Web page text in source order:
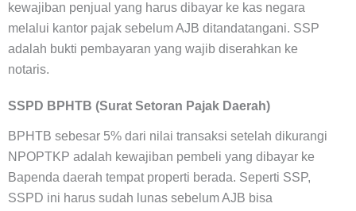
kewajiban penjual yang harus dibayar ke kas negara
melalui kantor pajak sebelum AJB ditandatangani. SSP
adalah bukti pembayaran yang wajib diserahkan ke
notaris.
SSPD BPHTB (Surat Setoran Pajak Daerah)
BPHTB sebesar 5% dari nilai transaksi setelah dikurangi
NPOPTKP adalah kewajiban pembeli yang dibayar ke
Bapenda daerah tempat properti berada. Seperti SSP,
SSPD ini harus sudah lunas sebelum AJB bisa